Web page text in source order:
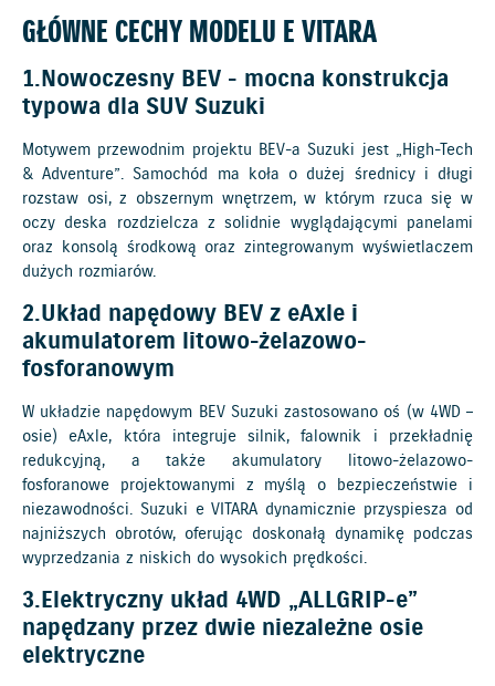
GŁÓWNE CECHY MODELU E VITARA
1.Nowoczesny BEV - mocna konstrukcja
typowa dla SUV Suzuki
Motywem przewodnim projektu BEV-a Suzuki jest „High-Tech
& Adventure”. Samochód ma koła o dużej średnicy i długi
rozstaw osi, z obszernym wnętrzem, w którym rzuca się w
oczy deska rozdzielcza z solidnie wyglądającymi panelami
oraz konsolą środkową oraz zintegrowanym wyświetlaczem
dużych rozmiarów.
2.Układ napędowy BEV z eAxle i
akumulatorem litowo-żelazowo-
fosforanowym
W układzie napędowym BEV Suzuki zastosowano oś (w 4WD –
osie) eAxle, która integruje silnik, falownik i przekładnię
redukcyjną, a także akumulatory litowo-żelazowo-
fosforanowe projektowanymi z myślą o bezpieczeństwie i
niezawodności. Suzuki e VITARA dynamicznie przyspiesza od
najniższych obrotów, oferując doskonałą dynamikę podczas
wyprzedzania z niskich do wysokich prędkości.
3.Elektryczny układ 4WD „ALLGRIP-e”
napędzany przez dwie niezależne osie
elektryczne